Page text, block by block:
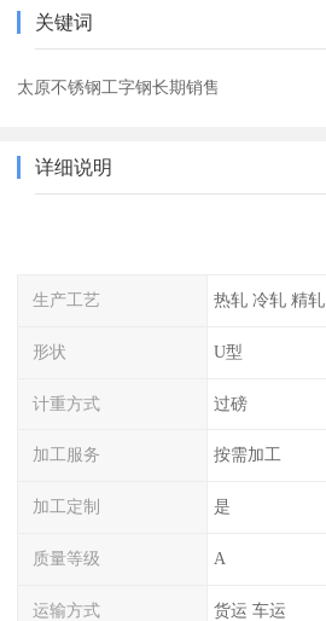
关键词
太原不锈钢工字钢长期销售
详细说明
生产工艺 热轧 冷轧 精轧
形状 U型
计重方式 过磅
加工服务 按需加工
加工定制 是
质量等级 A
运输方式 货运 车运